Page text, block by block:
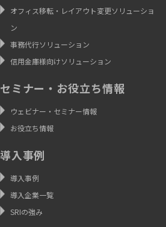
オフィス移転・レイアウト変更ソリューショ
ン
事務代行ソリューション
信用金庫様向けソリューション
セミナー・お役立ち情報
ウェビナー・セミナー情報
お役立ち情報
導入事例
導入事例
導入企業一覧
SRIの強み